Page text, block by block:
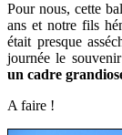
Pour nous, cette
ans et notre fils
était presque
journée le
un cadre
A faire !